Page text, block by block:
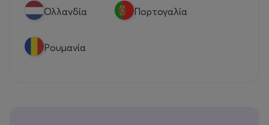
Ολλανδία Πορτογαλία
Ρουμανία